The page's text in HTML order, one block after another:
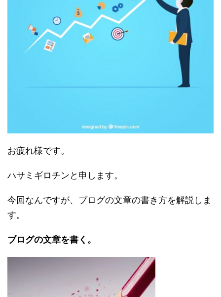
お疲れ様です。
ハサミギロチンと申します。
今回なんですが、ブログの文章の書き方を解説しま
す。
ブログの文章を書く。